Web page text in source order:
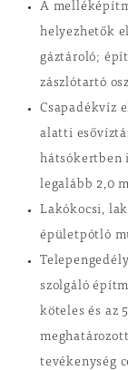
A
helyezhetők
gáztároló;
zászlótartó
Csapadékvíz
alatti
hátsókertben
legalább 2,0
Lakókocsi,
épületpótló
szolgáló
köteles és az
tevékenység